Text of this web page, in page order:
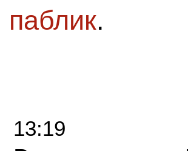
паблик.
13:19